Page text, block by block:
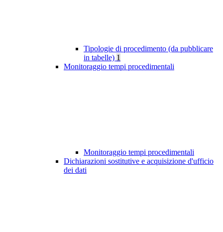
Tipologie di procedimento (da pubblicare
in tabelle) 1
Monitoraggio tempi procedimentali
Monitoraggio tempi procedimentali
Dichiarazioni sostitutive e acquisizione d'ufficio
dei dati